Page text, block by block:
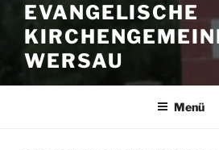
EVANGELISCHE
WERSAU
Menü